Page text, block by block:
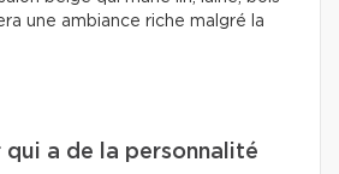
une ambiance riche malgré la
qui a de la personnalité